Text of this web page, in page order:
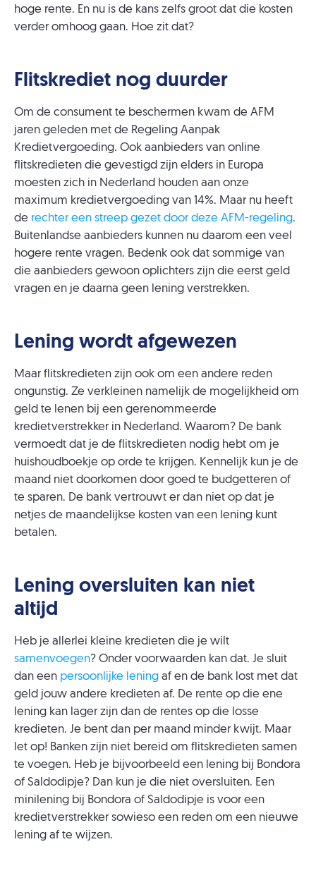
hoge rente. En nu is de kans zelfs groot dat die kosten
verder omhoog gaan. Hoe zit dat?
Flitskrediet nog duurder
Om de consument te beschermen kwam de AFM
jaren geleden met de Regeling Aanpak
Kredietvergoeding. Ook aanbieders van online
flitskredieten die gevestigd zijn elders in Europa
moesten zich in Nederland houden aan onze
maximum kredietvergoeding van 14%. Maar nu heeft
de rechter een streep gezet door deze AFM-regeling.
Buitenlandse aanbieders kunnen nu daarom een veel
hogere rente vragen. Bedenk ook dat sommige van
die aanbieders gewoon oplichters zijn die eerst geld
vragen en je daarna geen lening verstrekken.
Lening wordt afgewezen
Maar flitskredieten zijn ook om een andere reden
ongunstig. Ze verkleinen namelijk de mogelijkheid om
geld te lenen bij een gerenommeerde
kredietverstrekker in Nederland. Waarom? De bank
vermoedt dat je de flitskredieten nodig hebt om je
huishoudboekje op orde te krijgen. Kennelijk kun je de
maand niet doorkomen door goed te budgetteren of
te sparen. De bank vertrouwt er dan niet op dat je
netjes de maandelijkse kosten van een lening kunt
betalen.
Lening oversluiten kan niet
altijd
Heb je allerlei kleine kredieten die je wilt
samenvoegen? Onder voorwaarden kan dat. Je sluit
dan een persoonlijke lening af en de bank lost met dat
geld jouw andere kredieten af. De rente op die ene
lening kan lager zijn dan de rentes op die losse
kredieten. Je bent dan per maand minder kwijt. Maar
let op! Banken zijn niet bereid om flitskredieten samen
te voegen. Heb je bijvoorbeeld een lening bij Bondora
of Saldodipje? Dan kun je die niet oversluiten. Een
minilening bij Bondora of Saldodipje is voor een
kredietverstrekker sowieso een reden om een nieuwe
lening af te wijzen.